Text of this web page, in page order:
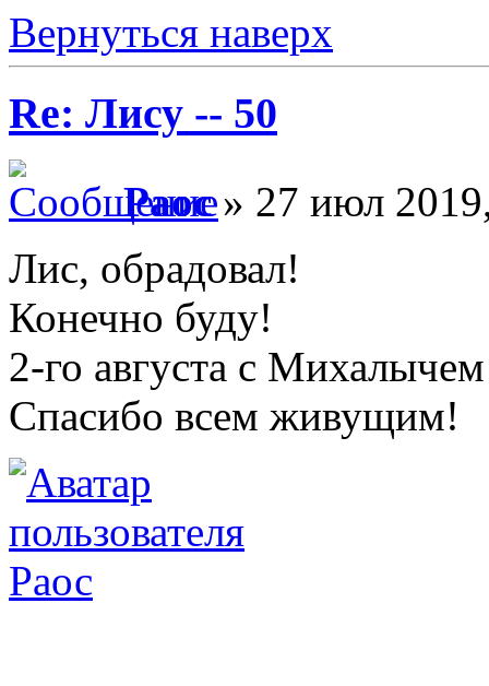
Вернуться наверх
Re: Лису -- 50
Раос» 27 июл
Лис, обрадовал!
Конечно буду!
2-го августа с
Спасибо всем живущим!
Раос